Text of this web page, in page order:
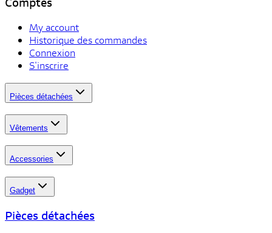
My account
Historique des commandes
Connexion
S'inscrire
Pièces détachées
Vêtements
Accessories
Gadget
Pièces détachées